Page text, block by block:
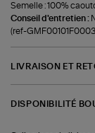
Semelle : 100%
Conseil d'entretien :
(ref-
LIVRAISON ET
DISPONIBILITÉ